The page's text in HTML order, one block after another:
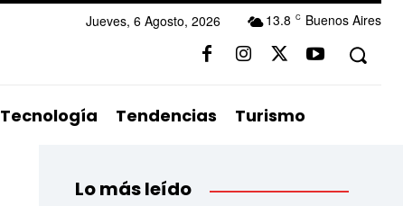
13.8 C Buenos Aires
Jueves, 6 Agosto, 2026
Tecnología Tendencias Turismo
Lo más leído